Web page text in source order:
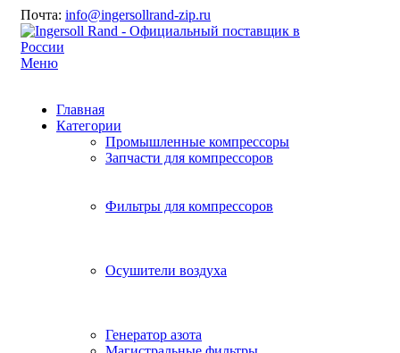
Почта: info@ingersollrand-zip.ru
Меню
Главная
Категории
Промышленные компрессоры
Запчасти для компрессоров
Фильтры для компрессоров
Осушители воздуха
Генератор азота